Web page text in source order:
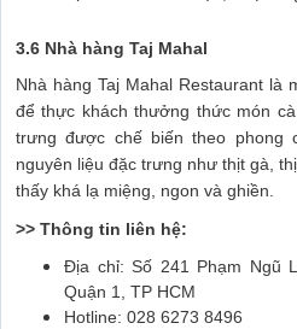
3.6 Nhà hàng Taj Mahal
Nhà hàng Taj Mahal Restaurant là
để thực khách thưởng thức món
trưng được chế biến theo phong
nguyên liệu đặc trưng như thịt gà,
thấy khá lạ miệng, ngon và ghiền.
>> Thông tin liên hệ:
Địa chỉ: Số 241 Phạm Ngũ
Quận 1, TP HCM
Hotline: 028 6273 8496